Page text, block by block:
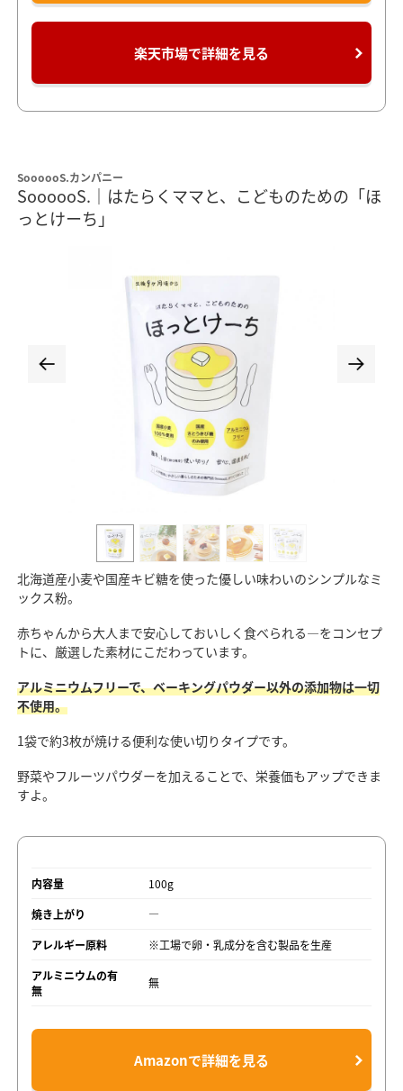
楽天市場で詳細を見る
SoooooS.カンパニー
SoooooS.｜はたらくママと、こどものための「ほ
っとけーち」
北海道産小麦や国産キビ糖を使った優しい味わいのシンプルなミ
ックス粉。
赤ちゃんから大人まで安心しておいしく食べられる―をコンセプ
トに、厳選した素材にこだわっています。
アルミニウムフリーで、ベーキングパウダー以外の添加物は一切
不使用。
1袋で約3枚が焼ける便利な使い切りタイプです。
野菜やフルーツパウダーを加えることで、栄養価もアップできま
すよ。
内容量
100g
焼き上がり
―
アレルギー原料
※工場で卵・乳成分を含む製品を生産
アルミニウムの有
無
無
Amazonで詳細を見る